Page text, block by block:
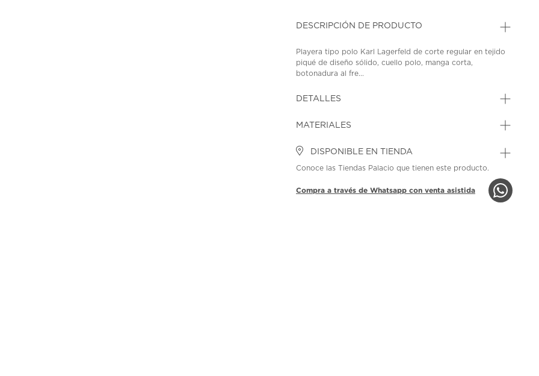
DESCRIPCIÓN DE PRODUCTO
Playera tipo polo Karl Lagerfeld de corte regular en tejido
piqué de diseño sólido, cuello polo, manga corta,
botonadura al fre...
DETALLES
MATERIALES
DISPONIBLE EN TIENDA
Conoce las Tiendas Palacio que tienen este producto.
Compra a través de Whatsapp con venta asistida